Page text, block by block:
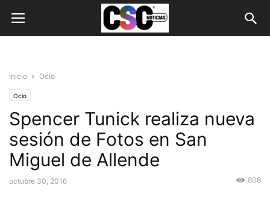
Inicio Ocio
Ocio
Spencer Tunick realiza nueva
sesión de Fotos en San
Miguel de Allende
octubre 30, 2016 808